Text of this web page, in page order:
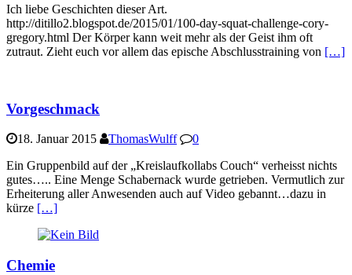
Ich liebe Geschichten dieser Art.
http://ditillo2.blogspot.de/2015/01/100-day-squat-challenge-cory-
gregory.html Der Körper kann weit mehr als der Geist ihm oft
zutraut. Zieht euch vor allem das epische Abschlusstraining von […]
Vorgeschmack
18. Januar 2015 ThomasWulff
0
Ein Gruppenbild auf der „Kreislaufkollabs Couch“ verheisst nichts
gutes….. Eine Menge Schabernack wurde getrieben. Vermutlich zur
Erheiterung aller Anwesenden auch auf Video gebannt…dazu in
kürze […]
Chemie